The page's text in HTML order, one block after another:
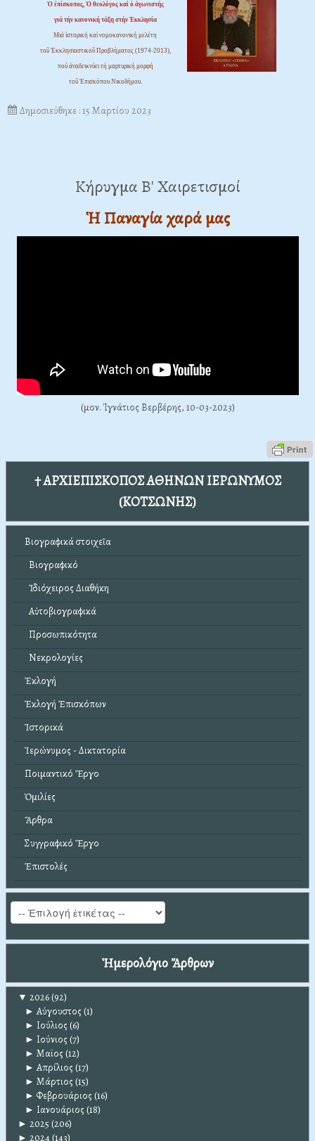
Ὁ ἐπίσκοπος, Ὁ θεολόγος καί ὁ ἀγωνιστής
γιά τήν κανονική τάξη στήν Ἐκκλησία
Μιά ἱστορική καί νομοκανονική μελέτη
τοῦ Ἐκκλησιαστικοῦ Προβλήματος (1974-2013),
πού ἀναδεικνύει τή μαρτυρική μορφή
τοῦ Ἐπισκόπου Νικοδήμου.
Δημοσιεύθηκε : 15 Μαρτίου 2023
Κήρυγμα Β' Χαιρετισμοί
Ἡ Παναγία χαρά μας
(μον. Ίγνάτιος Βερβέρης, 10-03-2023)
† ΑΡΧΙΕΠΙΣΚΟΠΟΣ ΑΘΗΝΩΝ ΙΕΡΩΝΥΜΟΣ
(ΚΟΤΣΩΝΗΣ)
Βιογραφικά στοιχεῖα
Βιογραφικό
Ἰδιόχειρος Διαθήκη
Αὐτοβιογραφικά
Προσωπικότητα
Νεκρολογίες
Ἐκλογή
Ἐκλογή Ἐπισκόπων
Ἱστορικά
Ἱερώνυμος - Δικτατορία
Ποιμαντικό Ἔργο
Ὁμιλίες
Ἄρθρα
Συγγραφικό Ἔργο
Ἐπιστολές
Ἡμερολόγιο Ἄρθρων
▼ 2026(92)
► Αύγουστος (1)
► Ιούλιος (6)
► Ιούνιος (7)
► Μαϊος (12)
► Απρίλιος (17)
► Μάρτιος (15)
► Φεβρουάριος (16)
► Ιανουάριος (18)
► 2025 (206)
► 2024(143)